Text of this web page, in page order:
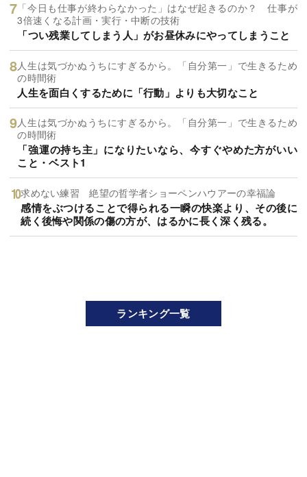
「今日も仕事が終わらなかった」はなぜ起きるのか？ 仕事が
3倍速くなる計画・実行・中断の技術
「つい残業してしまう人」がお昼休みにやってしまうこと
人生は気づかぬうちにすぎるから。「自分第一」で生きるため
の時間術
人生を面白くするために「行動」よりも大切なこと
人生は気づかぬうちにすぎるから。「自分第一」で生きるため
の時間術
「強運の持ち主」になりたいなら、今すぐやめた方がいい
こと・ベスト1
求めない練習 絶望の哲学者ショーペンハウアーの幸福論
感情をぶつけることで得られる一瞬の快楽より、その後に
続く後悔や関係の傷の方が、はるかに長く深く残る。
ランキング一覧